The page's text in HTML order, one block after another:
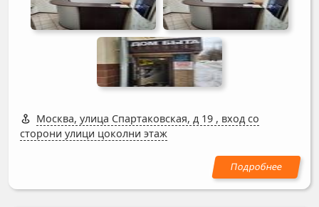
Москва, улица Спартаковская, д 19 , вход со
сторони улици цоколни этаж